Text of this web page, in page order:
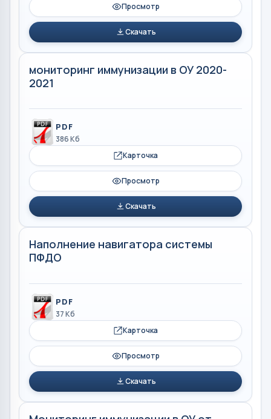
Просмотр
Скачать
мониторинг иммунизации в ОУ 2020-
2021
PDF
386 Кб
Карточка
Просмотр
Скачать
Наполнение навигатора системы
ПФДО
PDF
37 Кб
Карточка
Просмотр
Скачать